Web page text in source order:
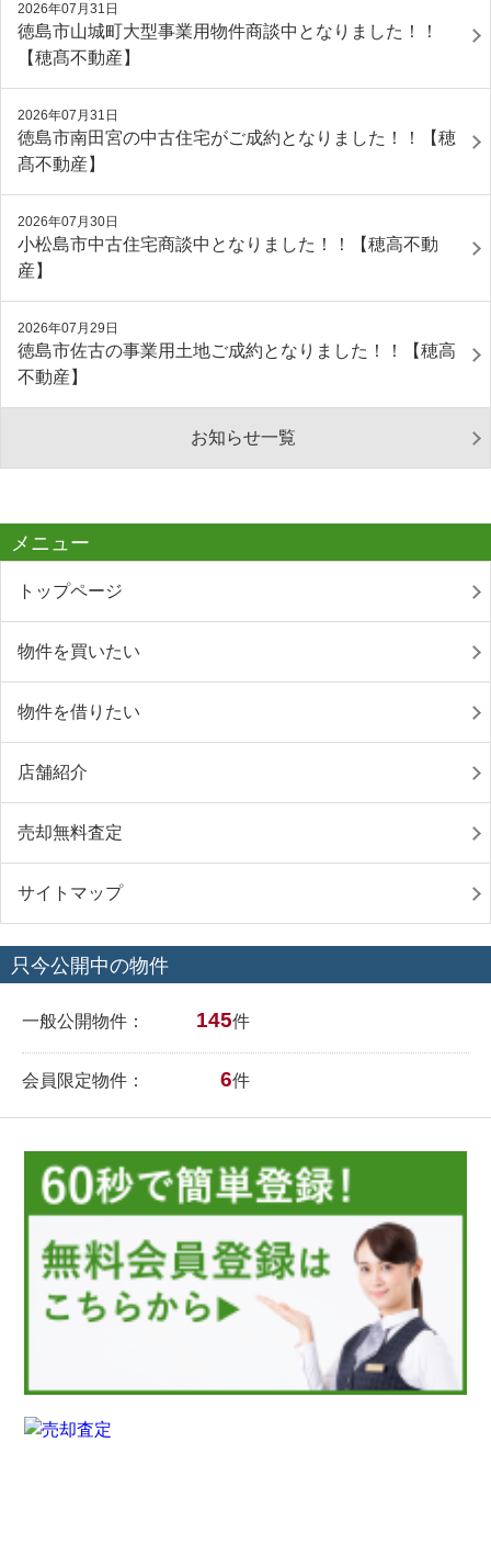
2026年07月31日
徳島市山城町大型事業用物件商談中となりました！！
【穂髙不動産】
2026年07月31日
徳島市南田宮の中古住宅がご成約となりました！！【穂
髙不動産】
2026年07月30日
小松島市中古住宅商談中となりました！！【穂高不動
産】
2026年07月29日
徳島市佐古の事業用土地ご成約となりました！！【穂高
不動産】
お知らせ一覧
メニュー
トップページ
物件を買いたい
物件を借りたい
店舗紹介
売却無料査定
サイトマップ
只今公開中の物件
一般公開物件： 145件
会員限定物件： 6件